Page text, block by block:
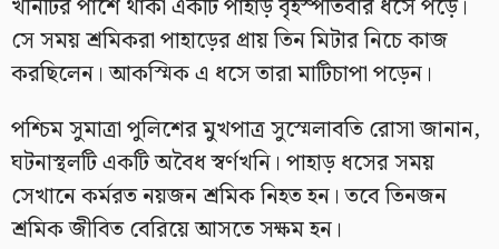
খনিটির পাশে থাকা একটি পাহাড় বৃহস্পতিবার ধসে পড়ে।
সে সময় শ্রমিকরা পাহাড়ের প্রায় তিন মিটার নিচে কাজ
করছিলেন। আকস্মিক এ ধসে তারা মাটিচাপা পড়েন।
পশ্চিম সুমাত্রা পুলিশের মুখপাত্র সুস্মেলাবতি রোসা জানান,
ঘটনাস্থলটি একটি অবৈধ স্বর্ণখনি। পাহাড় ধসের সময়
সেখানে কর্মরত নয়জন শ্রমিক নিহত হন। তবে তিনজন
শ্রমিক জীবিত বেরিয়ে আসতে সক্ষম হন।